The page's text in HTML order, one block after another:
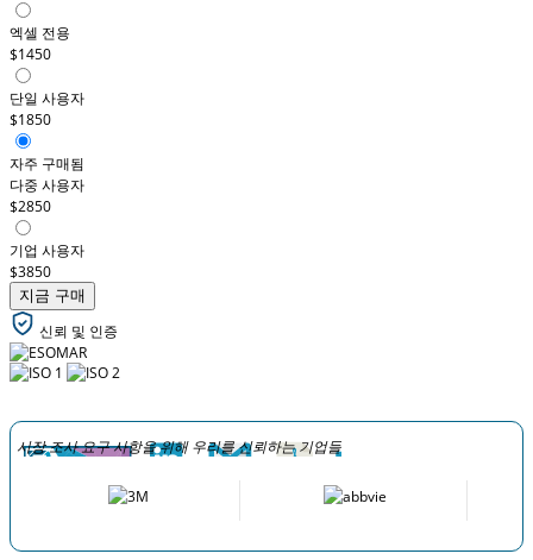
엑셀 전용
$1450
단일 사용자
$1850
자주 구매됨
다중 사용자
$2850
기업 사용자
$3850
지금 구매
신뢰 및 인증
시장 조사 요구 사항을 위해 우리를 신뢰하는 기업들